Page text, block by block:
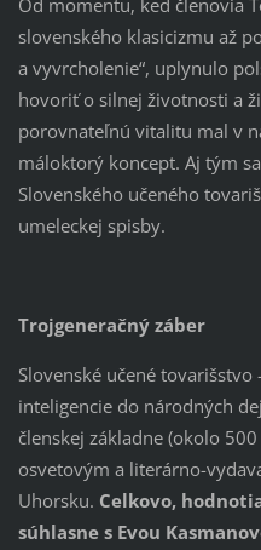
Od momentu, keď členovia
slovenského klasicizmu až
a vyvrcholenie“, uplynulo
hovoriť o silnej životnosti a
porovnateľnú vitalitu mal v
máloktorý koncept. Aj tým
Slovenského učeného
umeleckej spisby.
Trojgeneračný záber
Slovenské učené
inteligencie do národných
členskej základne (okolo
osvetovým a literárno-
Uhorsku. Celkovo,
súhlasne s Evou